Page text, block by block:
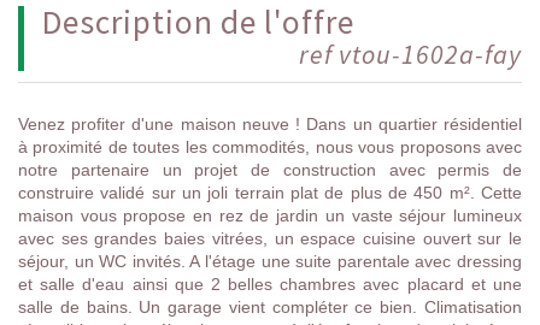
description de l'offre
ref vtou-1602a-fay
Venez profiter d'une maison neuve ! Dans un quartier résidentiel
à proximité de toutes les commodités, nous vous proposons avec
notre partenaire un projet de construction avec permis de
construire validé sur un joli terrain plat de plus de 450 m². Cette
maison vous propose en rez de jardin un vaste séjour lumineux
avec ses grandes baies vitrées, un espace cuisine ouvert sur le
séjour, un WC invités. A l'étage une suite parentale avec dressing
et salle d'eau ainsi que 2 belles chambres avec placard et une
salle de bains. Un garage vient compléter ce bien. Climatisation